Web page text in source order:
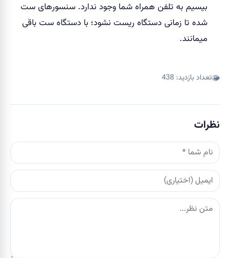
بیسیم به تلفن همراه شما وجود ندارد. سنسورهای ست
شده تا زمانی دستگاه ریست نشود؛ با دستگاه ست باقی
میمانند.
تعداد بازدید: 438
نظرات